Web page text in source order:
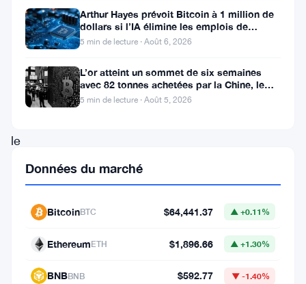
nouvelle
menace
dommageable
connue
le
nom
« attaque
vampire
Arthur Hayes prévoit Bitcoin à 1 million de
dollars si l’IA élimine les emplois de
bureau
5 min de lecture · Août 6, 2026
L’or atteint un sommet de six semaines
avec 82 tonnes achetées par la Chine, le
Bitcoin stagne
5 min de lecture · Août 5, 2026
Données du marché
BitcoinBTC $64,441.37 ▲ +0.11%
EthereumETH $1,896.66 ▲ +1.30%
BNBBNB $592.77 ▼ -1.40%